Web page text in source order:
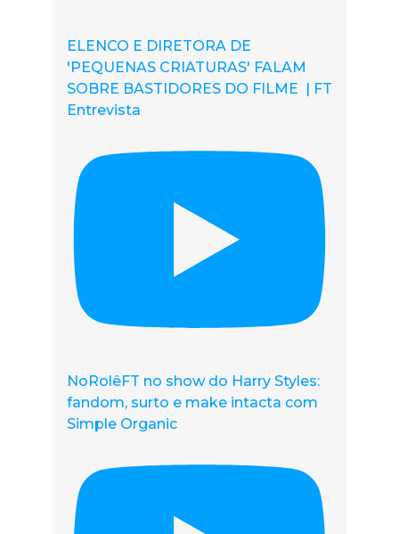
ELENCO E DIRETORA DE
'PEQUENAS CRIATURAS' FALAM
SOBRE BASTIDORES DO FILME | FT
Entrevista
NoRolêFT no show do Harry Styles:
fandom, surto e make intacta com
Simple Organic